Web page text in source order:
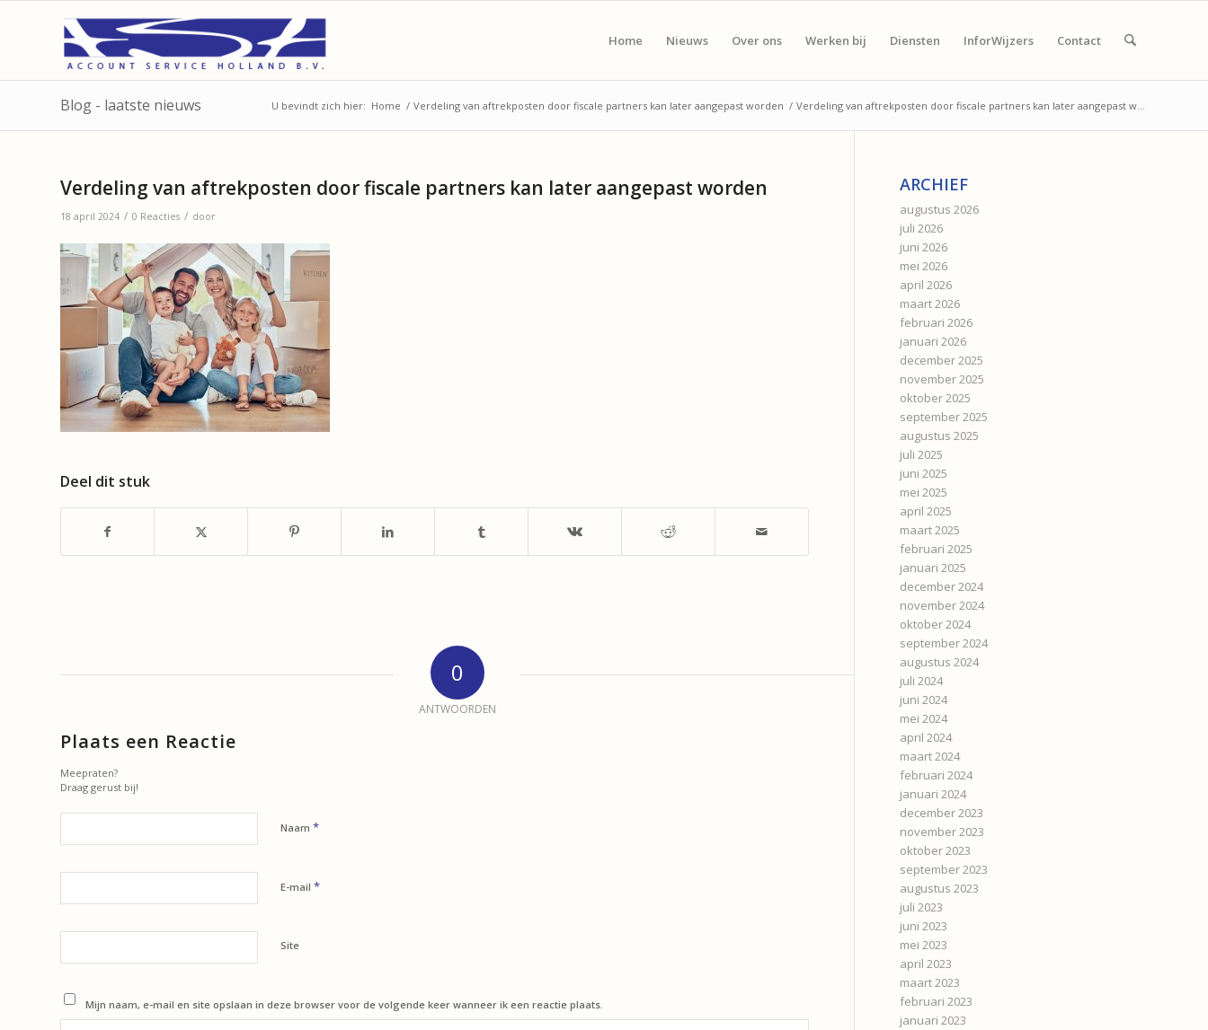
Home Nieuws Over ons Werken bij Diensten InforWijzers Contact
Blog - laatste nieuws U bevindt zich hier: Home / Verdeling van aftrekposten door fiscale partners kan later aangepast worden / Verdeling van aftrekposten door fiscale partners kan later aangepast w...
Verdeling van aftrekposten door fiscale partners kan later aangepast worden
18 april 2024 / 0 Reacties / door
Deel dit stuk
0
ANTWOORDEN
Plaats een Reactie
Meepraten?
Draag gerust bij!
Naam *
E-mail *
Site
Mijn naam, e-mail en site opslaan in deze browser voor de volgende keer wanneer ik een reactie plaats.
ARCHIEF
augustus 2026
juli 2026
juni 2026
mei 2026
april 2026
maart 2026
februari 2026
januari 2026
december 2025
november 2025
oktober 2025
september 2025
augustus 2025
juli 2025
juni 2025
mei 2025
april 2025
maart 2025
februari 2025
januari 2025
december 2024
november 2024
oktober 2024
september 2024
augustus 2024
juli 2024
juni 2024
mei 2024
april 2024
maart 2024
februari 2024
januari 2024
december 2023
november 2023
oktober 2023
september 2023
augustus 2023
juli 2023
juni 2023
mei 2023
april 2023
maart 2023
februari 2023
januari 2023